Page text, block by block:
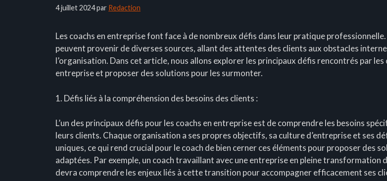
4 juillet 2024par Redaction
Les coachs en entreprise font face à de nombreux défis dans leur pratique
peuvent provenir de diverses sources, allant des attentes des clients aux obstacles
l’organisation. Dans cet article, nous allons explorer les principaux défis rencontrés par les
entreprise et proposer des solutions pour les surmonter.
1. Défis liés à la compréhension des besoins des clients :
L’un des principaux défis pour les coachs en entreprise est de comprendre les besoins
leurs clients. Chaque organisation a ses propres objectifs, sa culture d’entreprise et ses
uniques, ce qui rend crucial pour le coach de bien cerner ces éléments pour proposer des
adaptées. Par exemple, un coach travaillant avec une entreprise en pleine transformation
devra comprendre les enjeux liés à cette transition pour accompagner efficacement ses